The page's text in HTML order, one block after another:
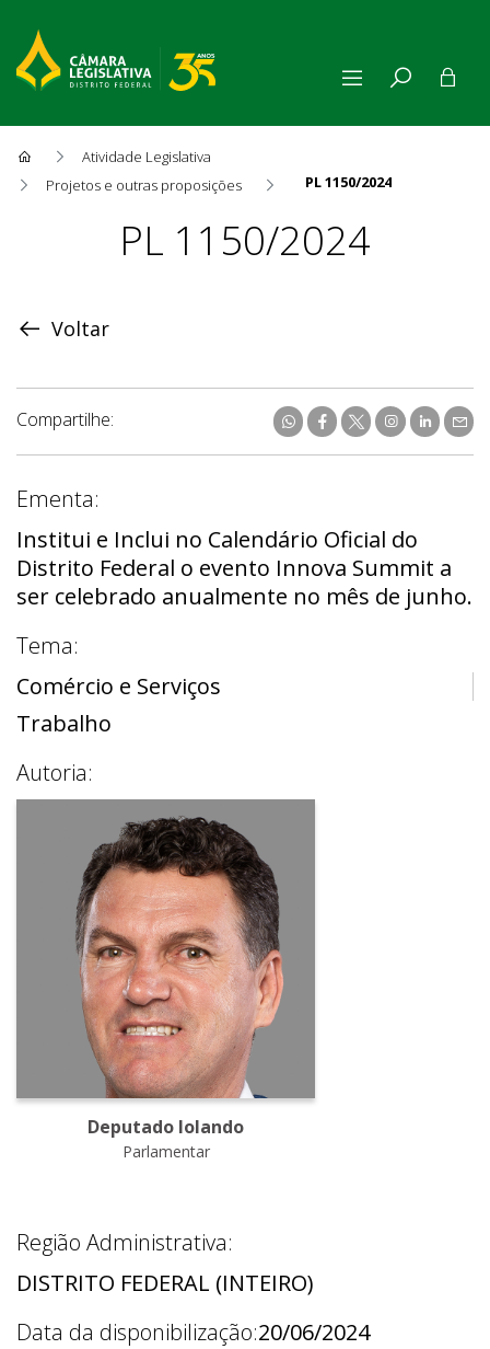
Atividade Legislativa
Projetos e outras proposições
PL 1150/2024
ProposiçãoPL 1150/2024
Voltar
Compartilhe:
Ementa:
Institui e Inclui no Calendário Oficial do
Distrito Federal o evento Innova Summit a
ser celebrado anualmente no mês de junho.
Tema:
Comércio e Serviços
Trabalho
Autoria:
Deputado Iolando
Parlamentar
Região Administrativa:
DISTRITO FEDERAL (INTEIRO)
Data da disponibilização:20/06/2024